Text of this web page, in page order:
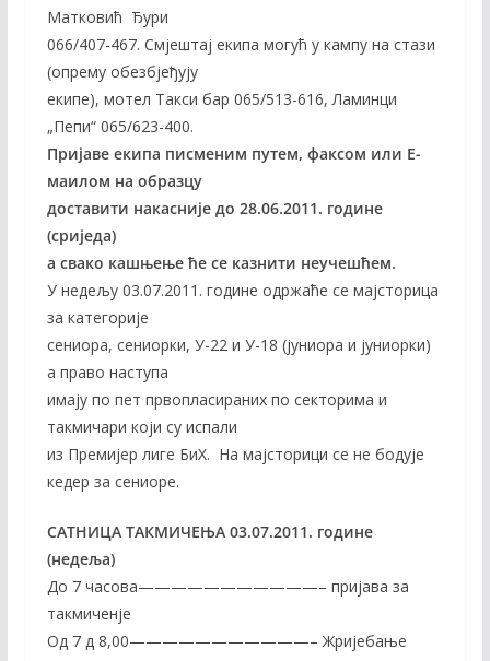
Maтковић Ђури
066/407-467. Смјештај екипа могућ у кампу на стази
(опрему обезбјеђују
екипе), мотел Такси бар 065/513-616, Ламинци
„Пепи“ 065/623-400.
Пријаве екипа писменим путем, факсом или E-
маилом на образцу
доставити накасније до 28.06.2011. године
(сриједа)
а свако кашњење ће се казнити неучешћем.
У недељу 03.07.2011. године одржаће се мајсторица
за категорије
сениора, сениорки, У-22 и У-18 (јуниора и јуниорки)
а право наступа
имају по пет првопласираних по секторима и
такмичари који су испали
из Премијер лиге БиХ. На мајсторици се не бодује
кедер за сениоре.
САТНИЦА ТАКМИЧЕЊА 03.07.2011. године
(недеља)
До 7 часова———————————– пријава за
такмиченје
Од 7 д 8,00———————————– Жријебање